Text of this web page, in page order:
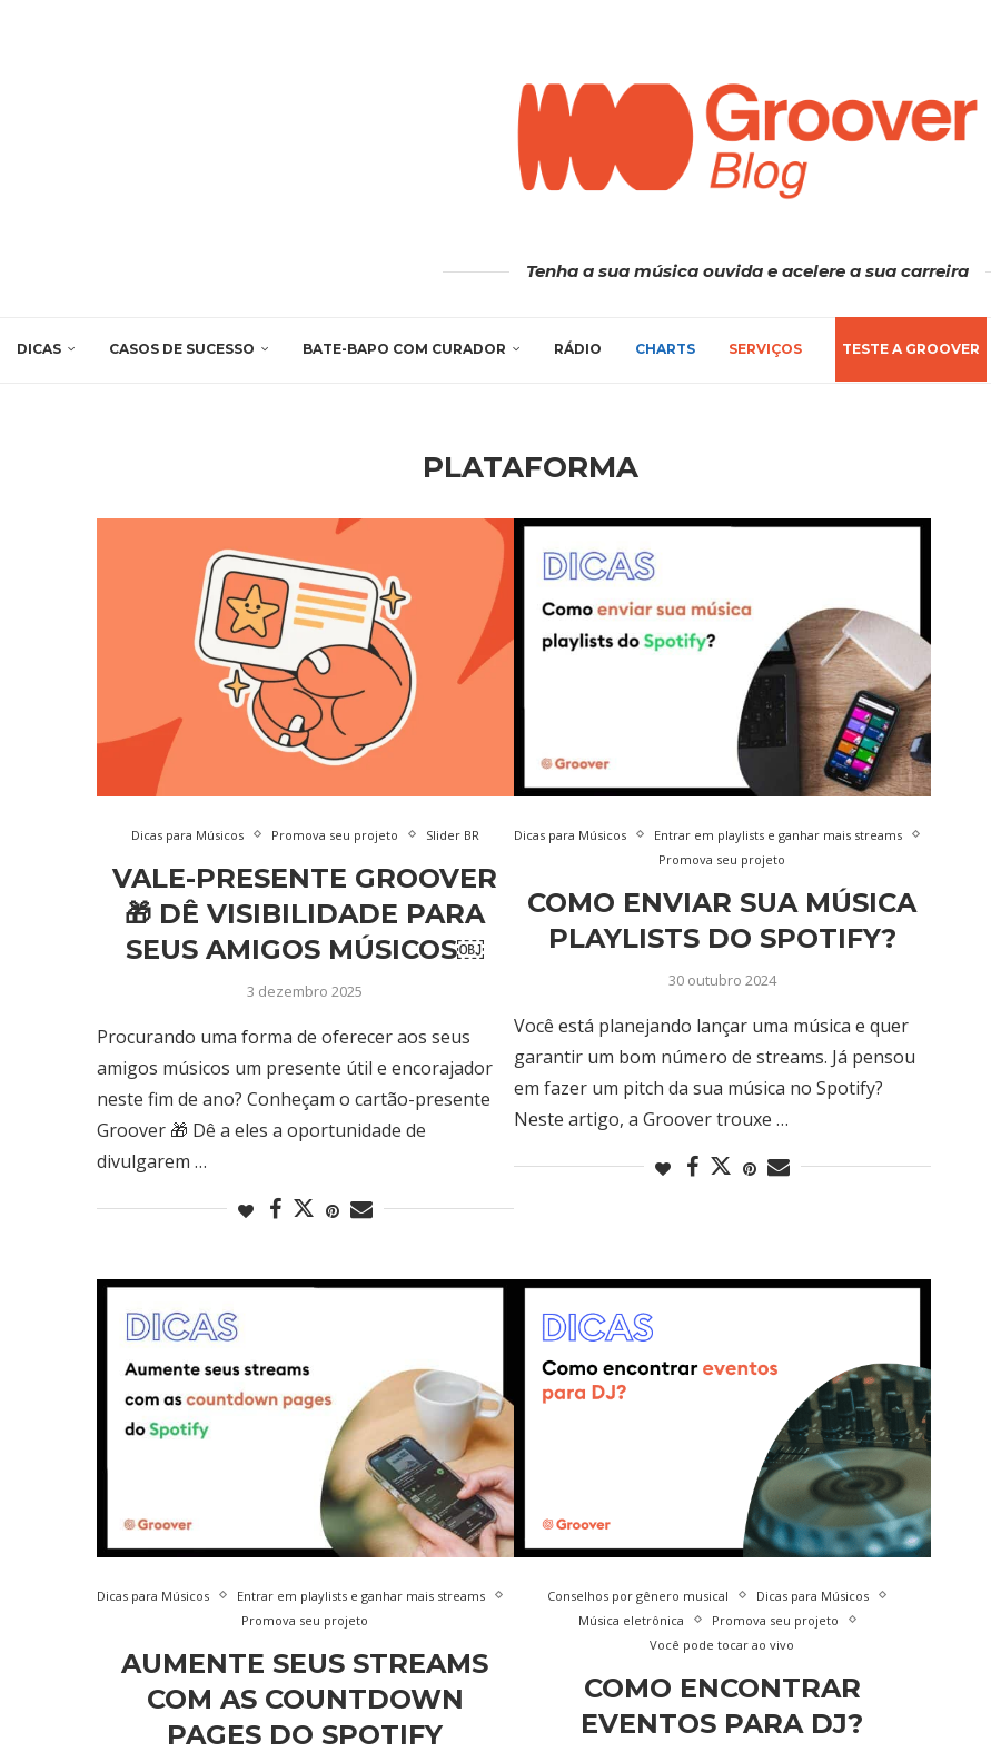
Tenha a sua música ouvida e acelere a sua carreira
DICAS CASOS DE SUCESSO BATE-BAPO COM CURADOR RÁDIO CHARTS SERVIÇOS TESTE A GROOVER
PLATAFORMA
Dicas para Músicos Promova seu projeto Slider BR
VALE-PRESENTE GROOVER
🎁 DÊ VISIBILIDADE PARA
SEUS AMIGOS MÚSICOS￼
3 dezembro 2025
Procurando uma forma de oferecer aos seus
amigos músicos um presente útil e encorajador
neste fim de ano? Conheçam o cartão-presente
Groover 🎁 Dê a eles a oportunidade de
divulgarem …
Dicas para Músicos
Entrar em playlists e ganhar mais streams
Promova seu projeto
COMO ENVIAR SUA MÚSICA
PLAYLISTS DO SPOTIFY?
30 outubro 2024
Você está planejando lançar uma música e quer
garantir um bom número de streams. Já pensou
em fazer um pitch da sua música no Spotify?
Neste artigo, a Groover trouxe …
Dicas para Músicos
Entrar em playlists e ganhar mais streams
Promova seu projeto
AUMENTE SEUS STREAMS
COM AS COUNTDOWN
PAGES DO SPOTIFY
Conselhos por gênero musical
Dicas para Músicos
Música eletrônica
Promova seu projeto
Você pode tocar ao vivo
COMO ENCONTRAR
EVENTOS PARA DJ?